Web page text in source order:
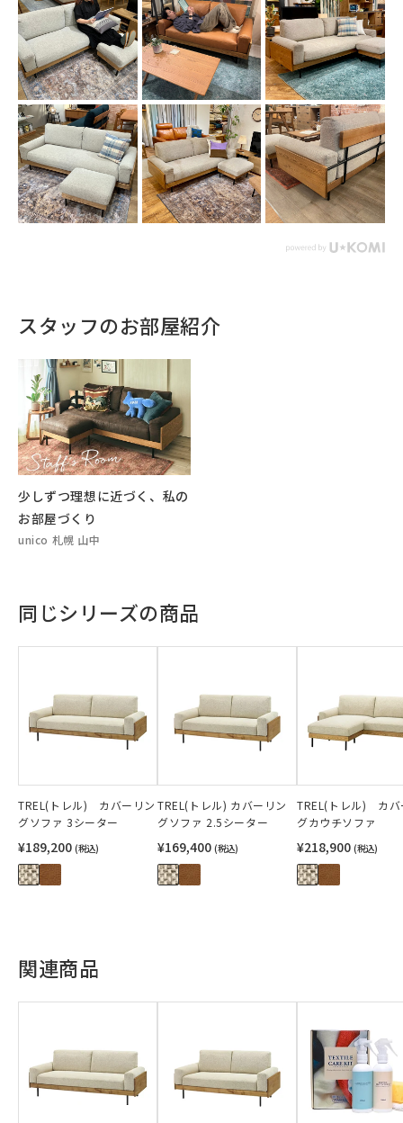
スタッフのお部屋紹介
少しずつ理想に近づく、私の
お部屋づくり
unico 札幌 山中
同じシリーズの商品
TREL(トレル) カバーリン
グソファ 3シーター
¥189,200 (税込)
TREL(トレル) カバーリン
グソファ 2.5シーター
¥169,400 (税込)
TREL(トレル) カバ
グカウチソファ
¥218,900 (税込)
関連商品